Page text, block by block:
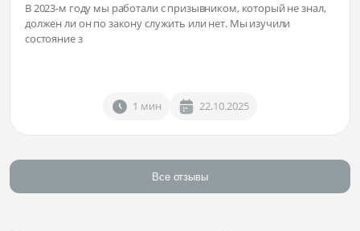
В 2023-м году мы работали с призывником, который не знал,
должен ли он по закону служить или нет. Мы изучили
состояние з
1 мин 22.10.2025
Все отзывы